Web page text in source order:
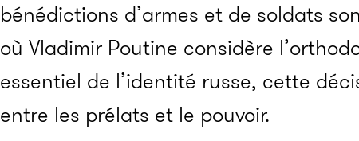
bénédictions d’armes et de soldats
où Vladimir Poutine considère
essentiel de l’identité russe, cette
entre les prélats et le pouvoir.